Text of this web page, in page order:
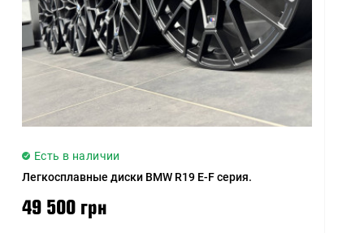
Есть в наличии
Легкосплавные диски BMW R19 E-F серия.
49 500 грн